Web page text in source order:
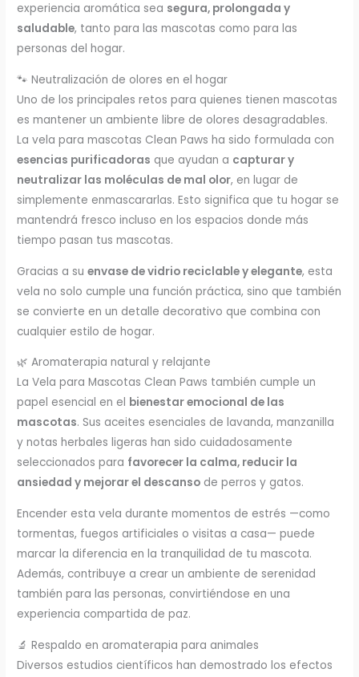
experiencia aromática sea segura, prolongada y
saludable, tanto para las mascotas como para las
personas del hogar.
🐾 Neutralización de olores en el hogar
Uno de los principales retos para quienes tienen mascotas
es mantener un ambiente libre de olores desagradables.
La vela para mascotas Clean Paws ha sido formulada con
esencias purificadoras que ayudan a capturar y
neutralizar las moléculas de mal olor, en lugar de
simplemente enmascararlas. Esto significa que tu hogar se
mantendrá fresco incluso en los espacios donde más
tiempo pasan tus mascotas.
Gracias a suenvase de vidrio reciclable y elegante, esta
vela no solo cumple una función práctica, sino que también
se convierte en un detalle decorativo que combina con
cualquier estilo de hogar.
🌿 Aromaterapia natural y relajante
La Vela para Mascotas Clean Paws también cumple un
papel esencial en el bienestar emocional de las
mascotas. Sus aceites esenciales de lavanda, manzanilla
y notas herbales ligeras han sido cuidadosamente
seleccionados para favorecer la calma, reducir la
ansiedad y mejorar el descanso de perros y gatos.
Encender esta vela durante momentos de estrés —como
tormentas, fuegos artificiales o visitas a casa— puede
marcar la diferencia en la tranquilidad de tu mascota.
Además, contribuye a crear un ambiente de serenidad
también para las personas, convirtiéndose en una
experiencia compartida de paz.
🔬 Respaldo en aromaterapia para animales
Diversos estudios científicos han demostrado los efectos